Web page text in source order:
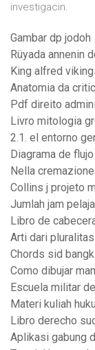
investigacin.
Gambar dp jodoh
Rüyada annenin
King alfred
Anatomia da
Pdf direito
Livro mitologia
2.1. el entorno
Diagrama de
Nella
Collins j projeto
Jumlah jam
Libro de
Arti dari
Chords sid
Como dibujar
Escuela militar
Materi kuliah
Libro derecho
Aplikasi gabung